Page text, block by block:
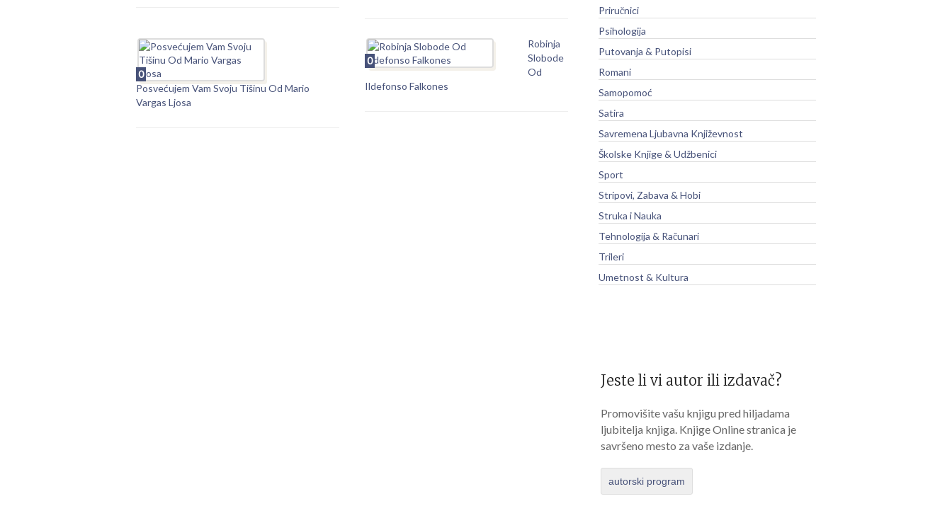
0
Posvećujem Vam Svoju Tišinu Od Mario
Vargas Ljosa
0
Robinja
Slobode
Od
Ildefonso Falkones
Priručnici
Psihologija
Putovanja & Putopisi
Romani
Samopomoć
Satira
Savremena Ljubavna Književnost
Školske Knjige & Udžbenici
Sport
Stripovi, Zabava & Hobi
Struka i Nauka
Tehnologija & Računari
Trileri
Umetnost & Kultura
Jeste li vi autor ili izdavač?
Promovišite vašu knjigu pred hiljadama
ljubitelja knjiga. Knjige Online stranica je
savršeno mesto za vaše izdanje.
autorski program